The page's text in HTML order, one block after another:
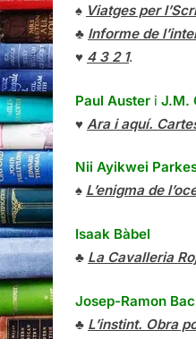
♠ Viatges per
♣ Informe de
♥ 4 3 2 1.
Paul Auster i J.M.
♥ Ara i aquí.
Nii Ayikwei
♠ L’enigma de
Isaak Bàbel
♣ La Cavalleria
Josep-Ramon
♣ L’instint. Obra